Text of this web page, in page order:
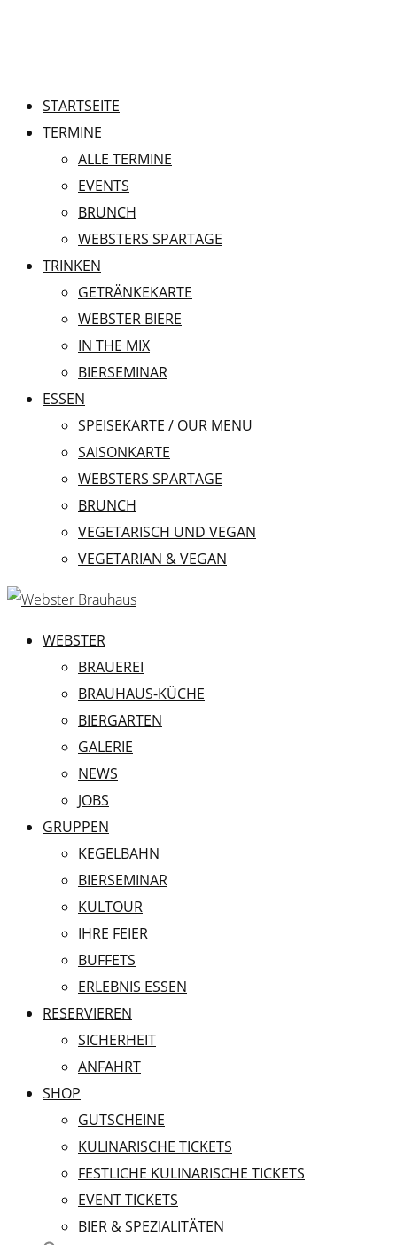
STARTSEITE
TERMINE
ALLE TERMINE
EVENTS
BRUNCH
WEBSTERS SPARTAGE
TRINKEN
GETRÄNKEKARTE
WEBSTER BIERE
IN THE MIX
BIERSEMINAR
ESSEN
SPEISEKARTE / OUR MENU
SAISONKARTE
WEBSTERS SPARTAGE
BRUNCH
VEGETARISCH UND VEGAN
VEGETARIAN & VEGAN
WEBSTER
BRAUEREI
BRAUHAUS-KÜCHE
BIERGARTEN
GALERIE
NEWS
JOBS
GRUPPEN
KEGELBAHN
BIERSEMINAR
KULTOUR
IHRE FEIER
BUFFETS
ERLEBNIS ESSEN
RESERVIEREN
SICHERHEIT
ANFAHRT
SHOP
GUTSCHEINE
KULINARISCHE TICKETS
FESTLICHE KULINARISCHE TICKETS
EVENT TICKETS
BIER & SPEZIALITÄTEN